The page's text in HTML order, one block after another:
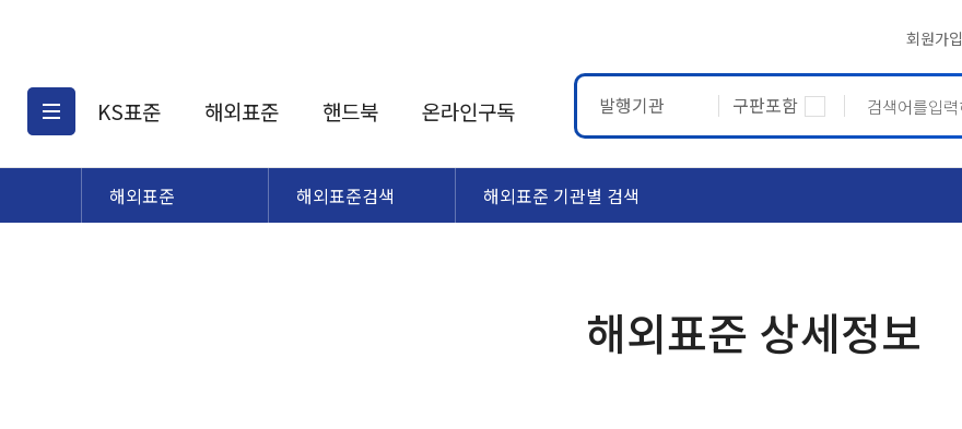
회원가입
KS표준
KS표준검색
해외표준
해외표준검색
핸드북 온라인구독 발행기관 구판포함
해외표준 해외표준검색 해외표준 기관별 검색
해외표준 상세정보